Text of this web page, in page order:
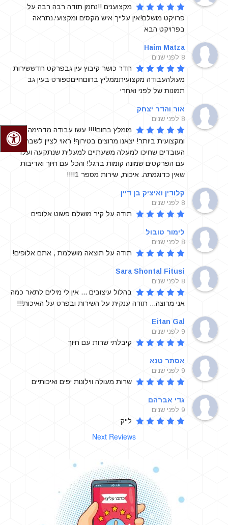
בפרויקט הבא
Haim Matza
8 לפני שנים
תמונות של לפני ואחרי
אור והדר יצחק
8 לפני שנים
ומקצועית ביותר! יצאנו מרוצים בטירוף! ראוי לציין לשבח את
העובדים שחיכו למעלה משעתיים למעלית שנתקעה ועלו
שאין כדוגמתה. איכות, שירות מספר 1!!!!
קלודין ואיציק בן דיין
8 לפני שנים
תודה על קיר מושלם פשוט אלופים
לימור טובול
8 לפני שנים
תודה על תוצאה מושלמת , אתם אלופים!
Sara Shontal Fitusi
8 לפני שנים
אני מרוצה... תודה ענקית על השירות ובפרט על האיכות!!!
Eitan Gal
9 לפני שנים
קיבלתי שרות עם חיוך
אסתר טנא
9 לפני שנים
שרות מעולה ווילונות יפים ואיכותיים
גדי אברהם
9 לפני שנים
לייק
Next Reviews